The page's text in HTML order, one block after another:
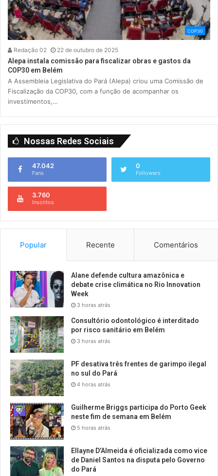
COP30
Redação 02 22 de outubro de 2025
Alepa instala comissão para fiscalizar obras e gastos da
COP30 em Belém
A Assembleia Legislativa do Pará (Alepa) criou uma Comissão de
Fiscalização da COP30, com a função de acompanhar os
investimentos,…
Nossas Redes Sociais
47.042
Fans
0
Followers
3.760
Inscritos
Popular Recente Comentários
Alane defende cultura amazônica e
debate crise climática no Rio Innovation
Week
3 horas atrás
Consultório odontológico é interditado
por risco sanitário em Belém
3 horas atrás
PF desativa três frentes de garimpo ilegal
no sul do Pará
4 horas atrás
Guilherme Briggs participa do Porto Geek
neste fim de semana em Belém
5 horas atrás
Ellayne D’Almeida é oficializada como vice
de Daniel Santos na disputa pelo Governo
do Pará